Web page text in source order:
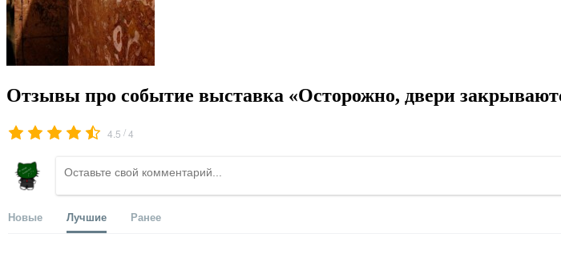
Отзывы про событие выставка «Осторожно, двери
4.5 /4
Новые Лучшие Ранее